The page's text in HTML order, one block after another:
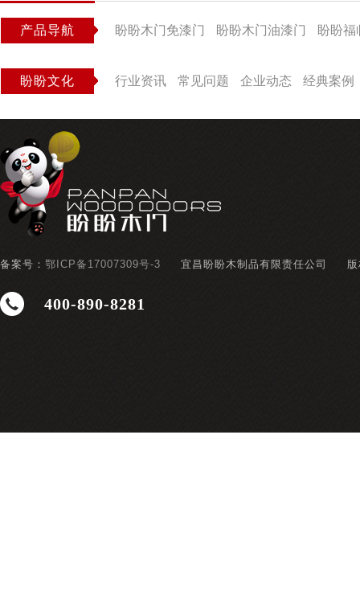
产品导航 盼盼木门免漆门 盼盼木门油漆门 盼盼福
盼盼文化 行业资讯 常见问题 企业动态 经典案例
备案号： 鄂ICP备17007309号-3 宜昌盼盼木制品有限责任公司
400-890-8281